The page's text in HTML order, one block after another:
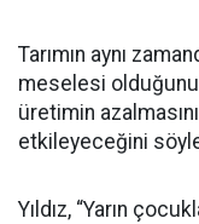
Tarımın aynı
meselesi
üretimin
etkileyeceğini
Yıldız, “Yarın